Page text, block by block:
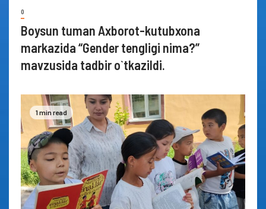
0
Boysun tuman Axborot-kutubxona
markazida “Gender tengligi nima?”
mavzusida tadbir o`tkazildi.
1 min read